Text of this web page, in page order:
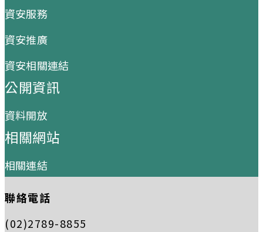
資安服務
資安推廣
資安相關連結
公開資訊
資料開放
相關網站
相關連結
聯絡電話
(02)2789-8855